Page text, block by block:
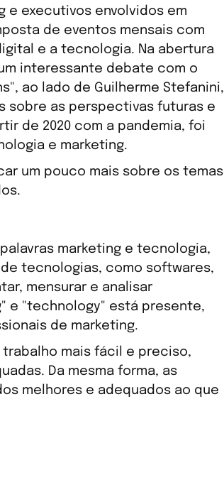
e executivos envolvidos em
de eventos mensais com
e a tecnologia. Na abertura
interessante debate com o
ao lado de Guilherme Stefanini,
sobre as perspectivas futuras e
de 2020 com a pandemia, foi
e marketing.
um pouco mais sobre os temas
marketing e tecnologia,
tecnologias, como softwares,
mensurar e analisar
e "technology" está presente,
de marketing.
mais fácil e preciso,
Da mesma forma, as
melhores e adequados ao que